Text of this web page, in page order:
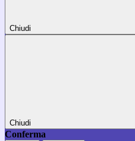
Chiudi
Chiudi
Conferma